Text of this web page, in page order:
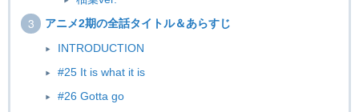
アニメ2期の全話タイトル＆あらすじ
INTRODUCTION
#25 It is what it is
#26 Gotta go